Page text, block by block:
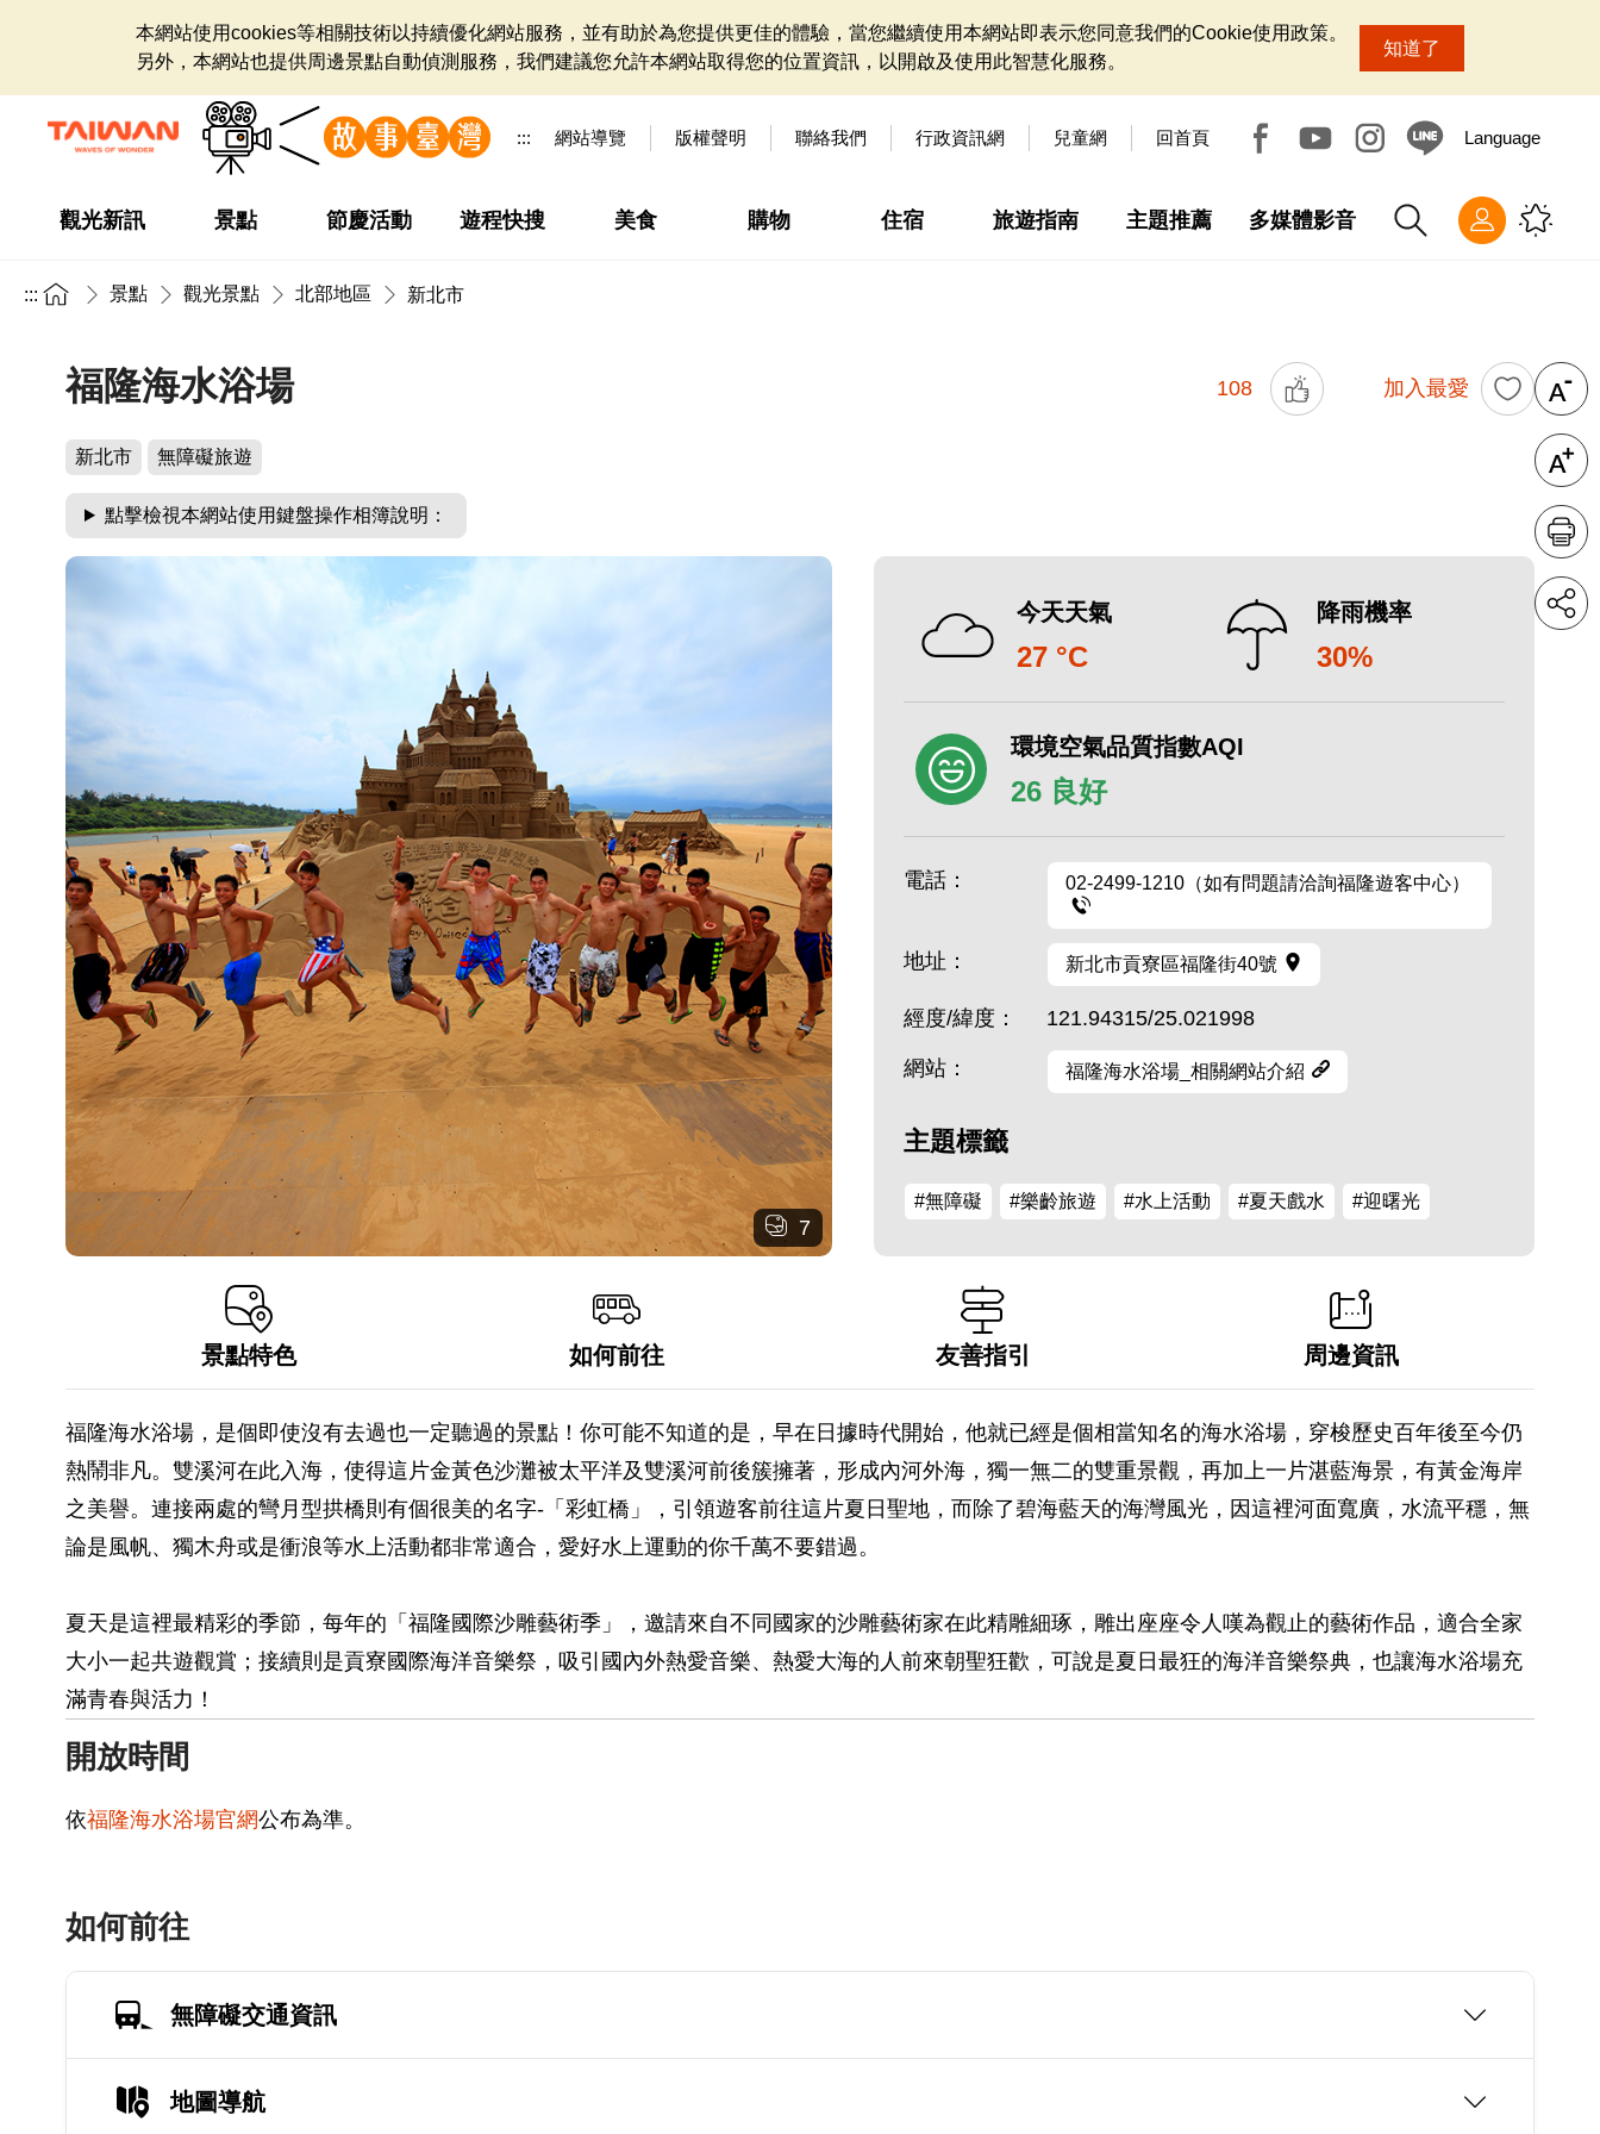
本網站使用cookies等相關技術以持續優化網站服務，並有助於為您提供更佳的體驗，當您繼續使用本網站即表示您同意我們的Cookie使用政策。
另外，本網站也提供周邊景點自動偵測服務，我們建議您允許本網站取得您的位置資訊，以開啟及使用此智慧化服務。
知道了
::: 網站導覽 版權聲明 聯絡我們 行政資訊網 兒童網 回首頁 Language
觀光新訊 景點 節慶活動 遊程快搜 美食 購物 住宿 旅遊指南 主題推薦 多媒體影音
::: 景點 觀光景點 北部地區 新北市
福隆海水浴場 108 加入最愛
新北市 無障礙旅遊
點擊檢視本網站使用鍵盤操作相簿說明：
7
今天天氣
27 °C
降雨機率
30%
環境空氣品質指數AQI
26 良好
電話： 02-2499-1210（如有問題請洽詢福隆遊客中心）
地址： 新北市貢寮區福隆街40號
經度/緯度： 121.94315/25.021998
網站： 福隆海水浴場_相關網站介紹
主題標籤
#無障礙 #樂齡旅遊 #水上活動 #夏天戲水 #迎曙光
景點特色 如何前往 友善指引 周邊資訊
福隆海水浴場，是個即使沒有去過也一定聽過的景點！你可能不知道的是，早在日據時代開始，他就已經是個相當知名的海水浴場，穿梭歷史百年後至今仍
熱鬧非凡。雙溪河在此入海，使得這片金黃色沙灘被太平洋及雙溪河前後簇擁著，形成內河外海，獨一無二的雙重景觀，再加上一片湛藍海景，有黃金海岸
之美譽。連接兩處的彎月型拱橋則有個很美的名字-「彩虹橋」，引領遊客前往這片夏日聖地，而除了碧海藍天的海灣風光，因這裡河面寬廣，水流平穩，無
論是風帆、獨木舟或是衝浪等水上活動都非常適合，愛好水上運動的你千萬不要錯過。
夏天是這裡最精彩的季節，每年的「福隆國際沙雕藝術季」，邀請來自不同國家的沙雕藝術家在此精雕細琢，雕出座座令人嘆為觀止的藝術作品，適合全家
大小一起共遊觀賞；接續則是貢寮國際海洋音樂祭，吸引國內外熱愛音樂、熱愛大海的人前來朝聖狂歡，可說是夏日最狂的海洋音樂祭典，也讓海水浴場充
滿青春與活力！
開放時間
依福隆海水浴場官網公布為準。
如何前往
無障礙交通資訊
地圖導航